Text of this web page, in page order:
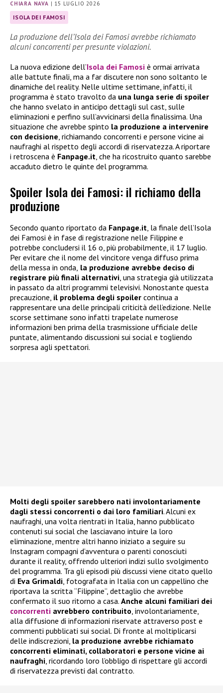
CHIARA NAVA | 15 LUGLIO 2026
ISOLA DEI FAMOSI
La produzione dell’Isola dei Famosi avrebbe richiamato
alcuni concorrenti per presunte violazioni.
La nuova edizione dell’Isola dei Famosi è ormai arrivata
alle battute finali, ma a far discutere non sono soltanto le
dinamiche del reality. Nelle ultime settimane, infatti, il
programma è stato travolto da una lunga serie di spoiler
che hanno svelato in anticipo dettagli sul cast, sulle
eliminazioni e perfino sull’avvicinarsi della finalissima. Una
situazione che avrebbe spinto la produzione a intervenire
con decisione, richiamando concorrenti e persone vicine ai
naufraghi al rispetto degli accordi di riservatezza. A riportare
i retroscena è Fanpage.it, che ha ricostruito quanto sarebbe
accaduto dietro le quinte del programma.
Spoiler Isola dei Famosi: il richiamo della
produzione
Secondo quanto riportato da Fanpage.it , la finale dell’Isola
dei Famosi è in fase di registrazione nelle Filippine e
potrebbe concludersi il 16 o, più probabilmente, il 17 luglio.
Per evitare che il nome del vincitore venga diffuso prima
della messa in onda, la produzione avrebbe deciso di
registrare più finali alternativi , una strategia già utilizzata
in passato da altri programmi televisivi. Nonostante questa
precauzione, il problema degli spoiler continua a
rappresentare una delle principali criticità dell’edizione. Nelle
scorse settimane sono infatti trapelate numerose
informazioni ben prima della trasmissione ufficiale delle
puntate, alimentando discussioni sui social e togliendo
sorpresa agli spettatori.
Molti degli spoiler sarebbero nati involontariamente
dagli stessi concorrenti o dai loro familiari. Alcuni ex
naufraghi, una volta rientrati in Italia, hanno pubblicato
contenuti sui social che lasciavano intuire la loro
eliminazione, mentre altri hanno iniziato a seguire su
Instagram compagni d’avventura o parenti conosciuti
durante il reality, offrendo ulteriori indizi sullo svolgimento
del programma. Tra gli episodi più discussi viene citato quello
di Eva Grimaldi , fotografata in Italia con un cappellino che
riportava la scritta “Filippine”, dettaglio che avrebbe
confermato il suo ritorno a casa. Anche alcuni familiari dei
concorrenti avrebbero contribuito , involontariamente,
alla diffusione di informazioni riservate attraverso post e
commenti pubblicati sui social. Di fronte al moltiplicarsi
delle indiscrezioni, la produzione avrebbe richiamato
concorrenti eliminati, collaboratori e persone vicine ai
naufraghi , ricordando loro l’obbligo di rispettare gli accordi
di riservatezza previsti dal contratto.